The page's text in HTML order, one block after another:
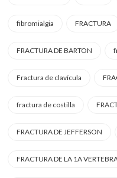
fibromialgia FRACTURA
FRACTURA DE BARTON
Fractura de clavícula
fractura de costilla
FRACTURA DE JEFFERSON
FRACTURA DE LA 1A